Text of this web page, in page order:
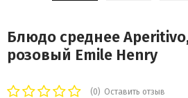
Блюдо среднее Aperitivo,
розовый Emile Henry
(0) Оставить отзыв